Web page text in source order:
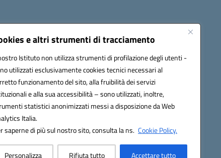
e altri strumenti di tracciamento
Istituto non utilizza strumenti di profilazione degli utenti -
utilizzati esclusivamente cookies tecnici necessari al
funzionamento del sito, alla fruibilità dei servizi
e alla sua accessibilità – sono utilizzati, inoltre,
statistici anonimizzati messi a disposizione da Web
Italia.
saperne di più sul nostro sito, consulta la ns. Cookie Policy.
Personalizza Rifiuta tutto Accettare tutto
Seguici su: